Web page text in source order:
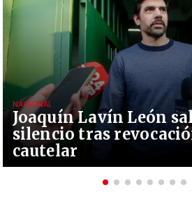
Joaquín Lavín León
silencio tras
cautelar
NACIONAL